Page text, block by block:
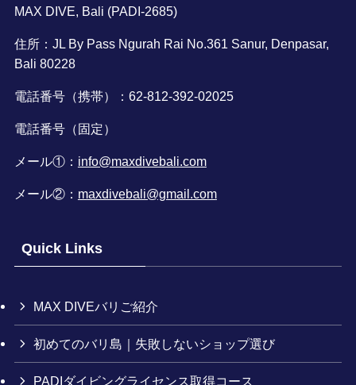
MAX DIVE, Bali (PADI-2685)
住所：JL By Pass Ngurah Rai No.361 Sanur, Denpasar,
Bali 80228
電話番号（携帯）：62-812-392-02025
電話番号（固定）
メール①： info@maxdivebali.com
メール②： maxdivebali@gmail.com
Quick Links
MAX DIVEバリご紹介
初めてのバリ島｜失敗しないショップ選び
PADIダイビングライセンス取得コース